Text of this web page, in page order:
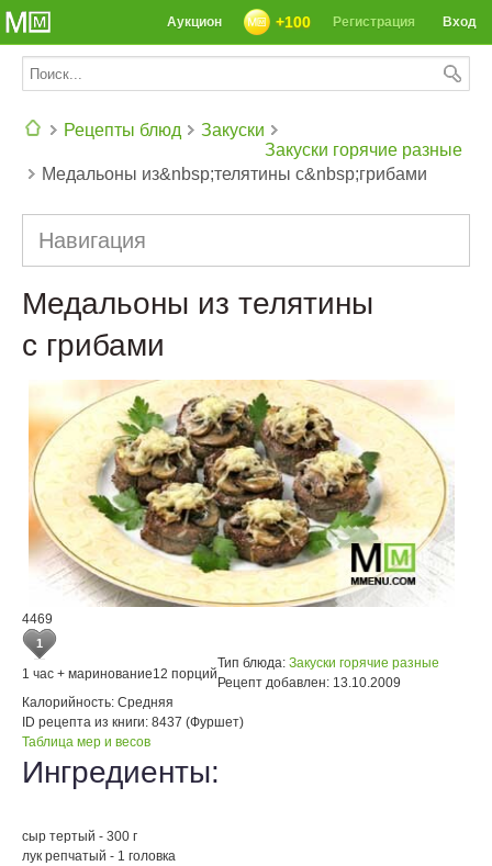
СЕГОДНЯ: 39142 РЕЦЕПТА
Вход
Регистрация
+100
Аукцион
Рецепты блюд
Закуски
Закуски горячие разные
Медальоны из&nbsp;телятины с&nbsp;грибами
Навигация
Медальоны из телятины
с грибами
4469
1
1 час + маринование12 порций
Тип блюда: Закуски горячие разные
Рецепт добавлен: 13.10.2009
Калорийность: Средняя
ID рецепта из книги: 8437 (Фуршет)
Таблица мер и весов
Ингредиенты:
сыр тертый - 300 г
лук репчатый - 1 головка